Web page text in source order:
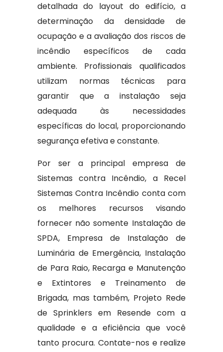
detalhada do layout do edifício, a
determinação da densidade de
ocupação e a avaliação dos riscos de
incêndio específicos de cada
ambiente. Profissionais qualificados
utilizam normas técnicas para
garantir que a instalação seja
adequada às necessidades
específicas do local, proporcionando
segurança efetiva e constante.
Por ser a principal empresa de
Sistemas contra Incêndio, a Recel
Sistemas Contra Incêndio conta com
os melhores recursos visando
fornecer não somente Instalação de
SPDA, Empresa de Instalação de
Luminária de Emergência, Instalação
de Para Raio, Recarga e Manutenção
e Extintores e Treinamento de
Brigada, mas também, Projeto Rede
de Sprinklers em Resende com a
qualidade e a eficiência que você
tanto procura. Contate-nos e realize